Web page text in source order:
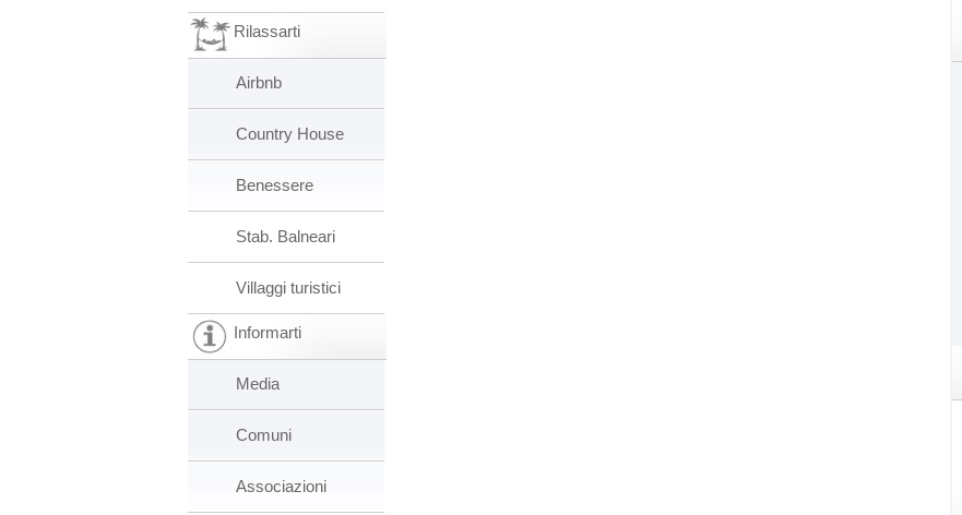
Rilassarti
Airbnb
Country House
Benessere
Stab. Balneari
Villaggi turistici
Informarti
Media
Comuni
Associazioni